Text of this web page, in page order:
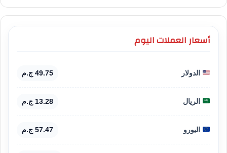
أسعار العملات اليوم
الدولار 49.75 ج.م
الريال 13.28 ج.م
اليورو 57.47 ج.م